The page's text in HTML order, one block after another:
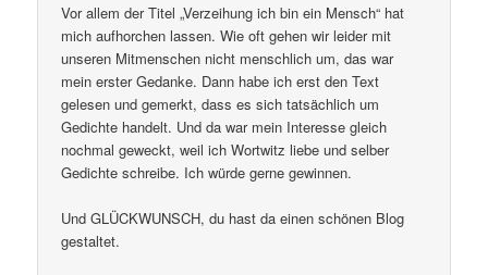
Vor allem der Titel „Verzeihung ich bin ein Mensch“ hat
mich aufhorchen lassen. Wie oft gehen wir leider mit
unseren Mitmenschen nicht menschlich um, das war
mein erster Gedanke. Dann habe ich erst den Text
gelesen und gemerkt, dass es sich tatsächlich um
Gedichte handelt. Und da war mein Interesse gleich
nochmal geweckt, weil ich Wortwitz liebe und selber
Gedichte schreibe. Ich würde gerne gewinnen.
Und GLÜCKWUNSCH, du hast da einen schönen Blog
gestaltet.